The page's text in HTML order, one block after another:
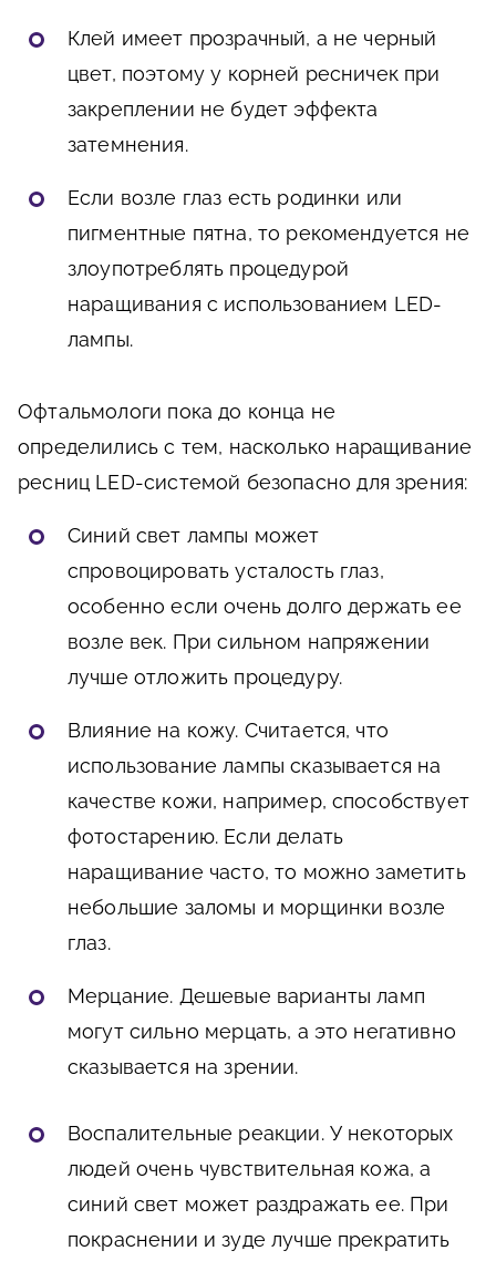
Клей имеет прозрачный, а не черный
цвет, поэтому у корней ресничек при
закреплении не будет эффекта
затемнения.
Если возле глаз есть родинки или
пигментные пятна, то рекомендуется не
злоупотреблять процедурой
наращивания с использованием LED-
лампы.
Офтальмологи пока до конца не
определились с тем, насколько наращивание
ресниц LED-системой безопасно для зрения:
Синий свет лампы может
спровоцировать усталость глаз,
особенно если очень долго держать ее
возле век. При сильном напряжении
лучше отложить процедуру.
Влияние на кожу. Считается, что
использование лампы сказывается на
качестве кожи, например, способствует
фотостарению. Если делать
наращивание часто, то можно заметить
небольшие заломы и морщинки возле
глаз.
Мерцание. Дешевые варианты ламп
могут сильно мерцать, а это негативно
сказывается на зрении.
Воспалительные реакции. У некоторых
людей очень чувствительная кожа, а
синий свет может раздражать ее. При
покраснении и зуде лучше прекратить